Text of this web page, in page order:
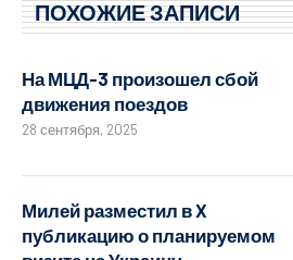
ПОХОЖИЕ ЗАПИСИ
На МЦД-3 произошел сбой
движения поездов
28 сентября, 2025
Милей разместил в X
публикацию о планируемом